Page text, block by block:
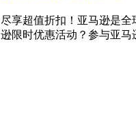
享超值折扣！亚马逊是
限时优惠活动？参与亚